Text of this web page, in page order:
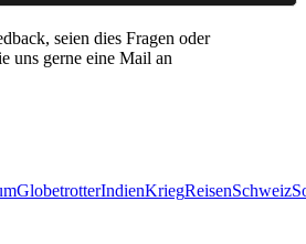
seien dies Fragen oder
uns gerne eine Mail an
GlobetrotterIndienKriegReisenSchweiz